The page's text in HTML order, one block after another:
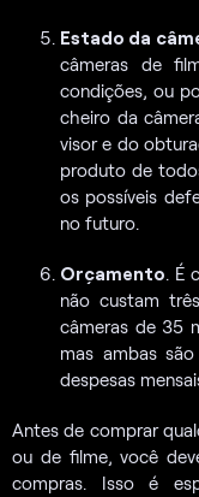
Estado da
câmeras de
condições, ou
cheiro da
visor e do
produto de
os possíveis
no futuro.
Orçamento. É
não custam
câmeras de 35
mas ambas
despesas
Antes de comprar
ou de filme, você
compras. Isso é